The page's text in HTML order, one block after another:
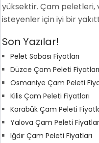
yüksektir. Çam peletleri,
isteyenler için iyi bir
Son Yazılar!
Pelet Sobası Fiyatları
Düzce Çam Peleti Fiyatları
Osmaniye Çam Peleti
Kilis Çam Peleti Fiyatları
Karabük Çam Peleti
Yalova Çam Peleti
Iğdır Çam Peleti Fiyatları